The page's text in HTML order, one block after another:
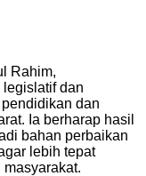
Rahim,
dan
dan
Ia berharap hasil
bahan perbaikan
lebih tepat